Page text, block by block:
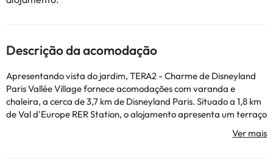
Descrição da acomodação
Apresentando vista do jardim, TERA2 - Charme de Disneyland
Paris Vallée Village fornece acomodações com varanda e
chaleira, a cerca de 3,7 km de Disneyland Paris. Situado a 1,8 km
de Val d'Europe RER Station, o alojamento apresenta um terraço
quartos, uma sala de estar, uma cozinha totalmente equipada